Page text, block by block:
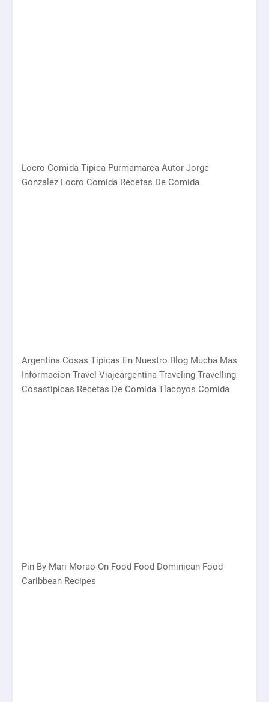
Locro Comida Tipica Purmamarca Autor Jorge
Gonzalez Locro Comida Recetas De Comida
Argentina Cosas Tipicas En Nuestro Blog Mucha Mas
Informacion Travel Viajeargentina Traveling Travelling
Cosastipicas Recetas De Comida Tlacoyos Comida
Pin By Mari Morao On Food Food Dominican Food
Caribbean Recipes